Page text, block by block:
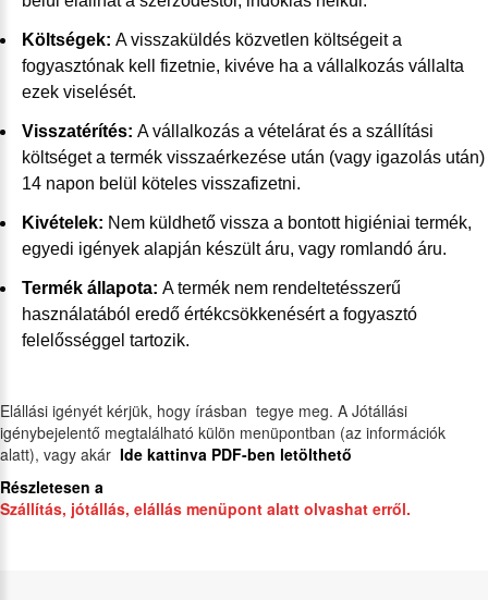
Költségek: A visszaküldés közvetlen költségeit a
fogyasztónak kell fizetnie, kivéve ha a vállalkozás vállalta
ezek viselését.
Visszatérítés: A vállalkozás a vételárat és a szállítási
költséget a termék visszaérkezése után (vagy igazolás után)
14 napon belül köteles visszafizetni.
Kivételek: Nem küldhető vissza a bontott higiéniai termék,
egyedi igények alapján készült áru, vagy romlandó áru.
Termék állapota: A termék nem rendeltetésszerű
használatából eredő értékcsökkenésért a fogyasztó
felelősséggel tartozik.
Elállási igényét kérjük, hogy írásban tegye meg. A Jótállási
igénybejelentő megtalálható külön menüpontban (az információk
alatt), vagy akár Ide kattinva PDF-ben letölthető
Részletesen a
Szállítás, jótállás, elállás menüpont alatt olvashat erről.